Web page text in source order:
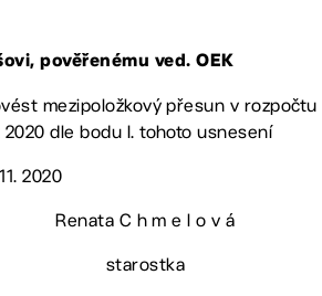
pověřenému ved. OEK
mezipoložkový přesun v rozpočtu
2020 dle bodu I. tohoto usnesení
2020
Renata C h m e l o v á
starostka